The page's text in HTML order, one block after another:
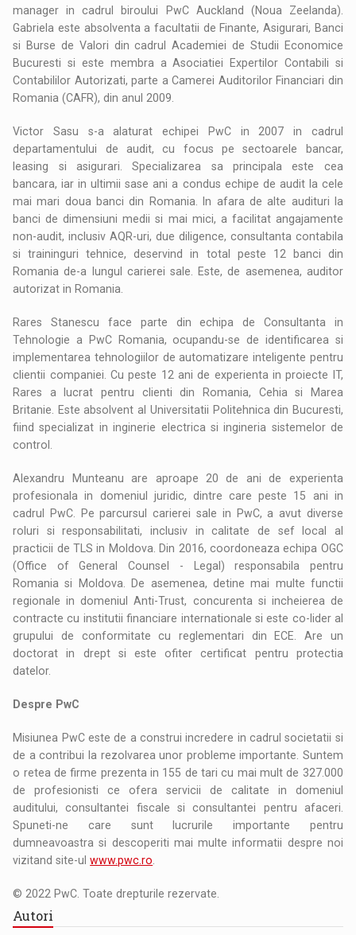
manager in cadrul biroului PwC Auckland (Noua Zeelanda).
Gabriela este absolventa a facultatii de Finante, Asigurari, Banci
si Burse de Valori din cadrul Academiei de Studii Economice
Bucuresti si este membra a Asociatiei Expertilor Contabili si
Contabililor Autorizati, parte a Camerei Auditorilor Financiari din
Romania (CAFR), din anul 2009.
Victor Sasu s-a alaturat echipei PwC in 2007 in cadrul
departamentului de audit, cu focus pe sectoarele bancar,
leasing si asigurari. Specializarea sa principala este cea
bancara, iar in ultimii sase ani a condus echipe de audit la cele
mai mari doua banci din Romania. In afara de alte audituri la
banci de dimensiuni medii si mai mici, a facilitat angajamente
non-audit, inclusiv AQR-uri, due diligence, consultanta contabila
si traininguri tehnice, deservind in total peste 12 banci din
Romania de-a lungul carierei sale. Este, de asemenea, auditor
autorizat in Romania.
Rares Stanescu face parte din echipa de Consultanta in
Tehnologie a PwC Romania, ocupandu-se de identificarea si
implementarea tehnologiilor de automatizare inteligente pentru
clientii companiei. Cu peste 12 ani de experienta in proiecte IT,
Rares a lucrat pentru clienti din Romania, Cehia si Marea
Britanie. Este absolvent al Universitatii Politehnica din Bucuresti,
fiind specializat in inginerie electrica si ingineria sistemelor de
control.
Alexandru Munteanu are aproape 20 de ani de experienta
profesionala in domeniul juridic, dintre care peste 15 ani in
cadrul PwC. Pe parcursul carierei sale in PwC, a avut diverse
roluri si responsabilitati, inclusiv in calitate de sef local al
practicii de TLS in Moldova. Din 2016, coordoneaza echipa OGC
(Office of General Counsel - Legal) responsabila pentru
Romania si Moldova. De asemenea, detine mai multe functii
regionale in domeniul Anti-Trust, concurenta si incheierea de
contracte cu institutii financiare internationale si este co-lider al
grupului de conformitate cu reglementari din ECE. Are un
doctorat in drept si este ofiter certificat pentru protectia
datelor.
Despre PwC
Misiunea PwC este de a construi incredere in cadrul societatii si
de a contribui la rezolvarea unor probleme importante. Suntem
o retea de firme prezenta in 155 de tari cu mai mult de 327.000
de profesionisti ce ofera servicii de calitate in domeniul
auditului, consultantei fiscale si consultantei pentru afaceri.
Spuneti-ne care sunt lucrurile importante pentru
dumneavoastra si descoperiti mai multe informatii despre noi
vizitand site-ulwww.pwc.ro
© 2022 PwC. Toate drepturile rezervate.
Autori